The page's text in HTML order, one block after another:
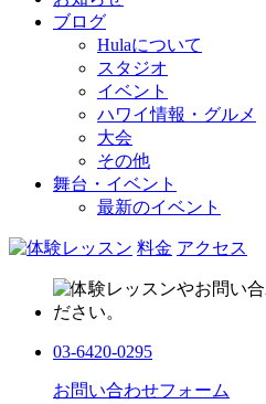
ブログ
Hulaについて
スタジオ
イベント
ハワイ情報・グルメ
大会
その他
舞台・イベント
最新のイベント
料金 アクセス
03-6420-0295
お問い合わせフォーム